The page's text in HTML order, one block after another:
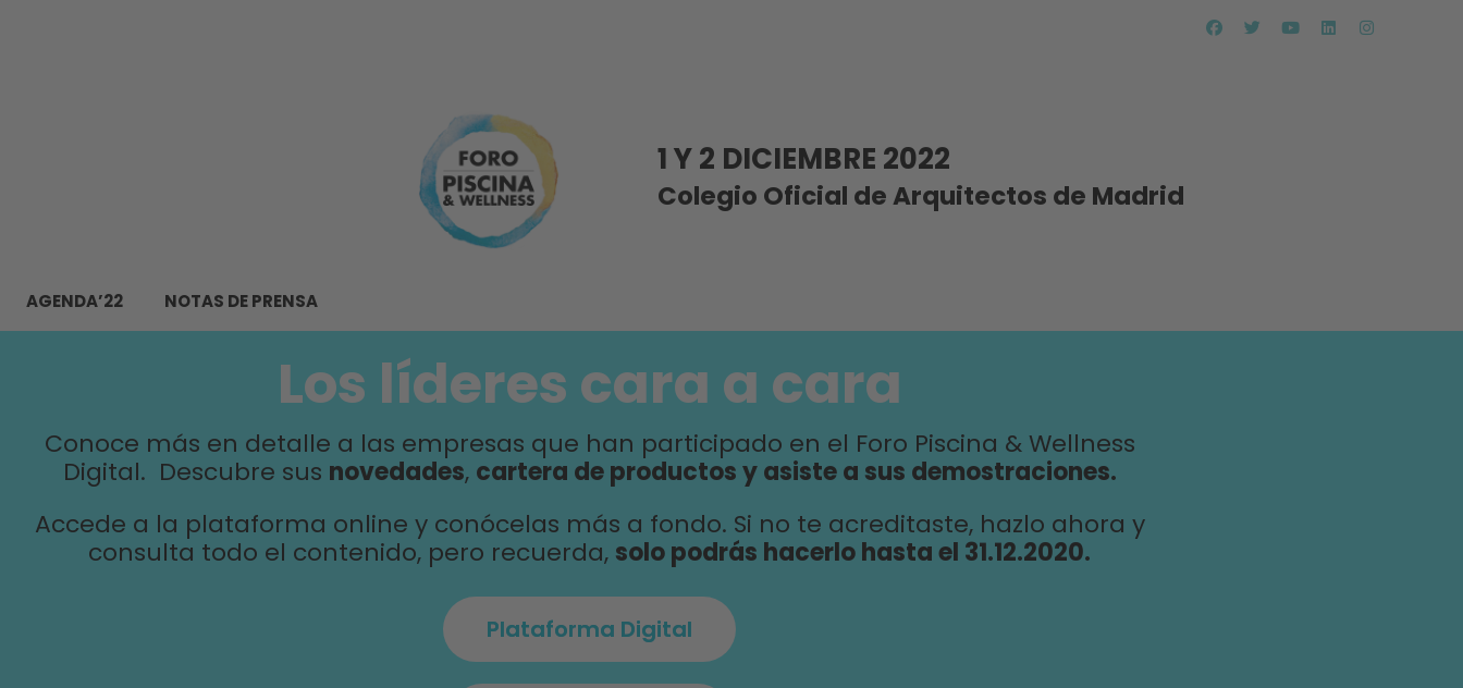
1 Y 2 DICIEMBRE 2022
Colegio Oficial de Arquitectos de Madrid
AGENDA’22 NOTAS DE PRENSA
Los líderes cara a cara
Conoce más en detalle a las empresas que han participado en el Foro Piscina & Wellness
Digital. Descubre sus novedades, cartera de productos y asiste a sus demostraciones.
Accede a la plataforma online y conócelas más a fondo. Si no te acreditaste, hazlo ahora y
consulta todo el contenido, pero recuerda, solo podrás hacerlo hasta el 31.12.2020.
Plataforma Digital